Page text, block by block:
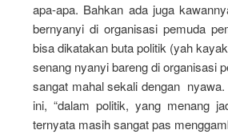
apa-apa. Bahkan ada juga
bernyanyi di organisasi pemuda
bisa dikatakan buta politik (yah
senang nyanyi bareng di organisasi
sangat mahal sekali dengan
ini, “dalam politik, yang menang
ternyata masih sangat pas